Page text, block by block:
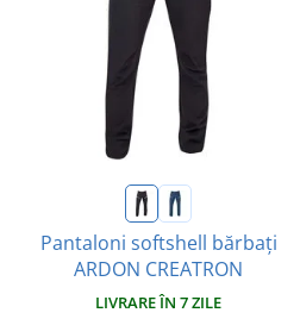
Pantaloni softshell bărbați
ARDON CREATRON
LIVRARE ÎN 7 ZILE